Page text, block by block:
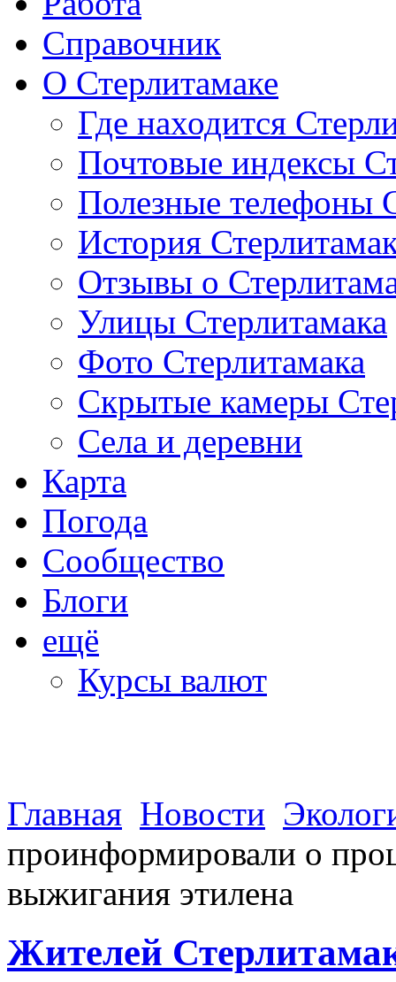
Справочник
О Стерлитамаке
Где находится
Почтовые индексы
Полезные телефоны
История
Отзывы о
Улицы Стерлитамака
Фото Стерлитамака
Скрытые камеры
Села и деревни
Карта
Погода
Сообщество
Блоги
ещё
Курсы валют
Главная Новости
проинформировали о
выжигания этилена
Жителей